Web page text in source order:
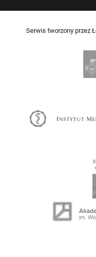
Serwis tworzony przez